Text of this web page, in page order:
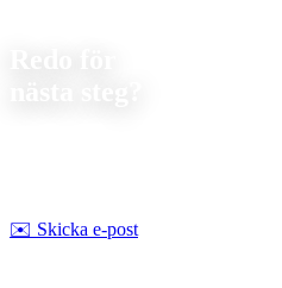
✉️ Skicka e-post